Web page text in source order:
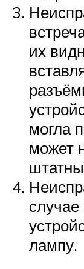
их
могла
может
лампу.